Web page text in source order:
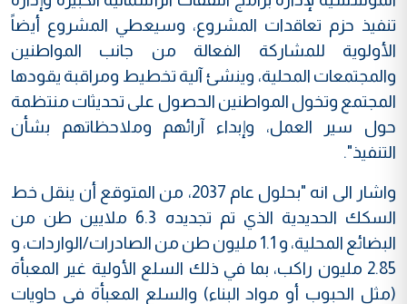
تنفيذ حزم تعاقدات المشروع، وسيعطي المشروع أيضاً
الأولوية للمشاركة الفعالة من جانب المواطنين
والمجتمعات المحلية، وينشئ آلية تخطيط ومراقبة يقودها
المجتمع وتخول المواطنين الحصول على تحديثات منتظمة
حول سير العمل، وإبداء آرائهم وملاحظاتهم بشأن
التنفيذ".
واشار الى انه "بحلول عام 2037، من المتوقع أن ينقل خط
السكك الحديدية الذي تم تجديده 6.3 ملايين طن من
البضائع المحلية، و 1.1 مليون طن من الصادرات/الواردات، و
2.85 مليون راكب، بما في ذلك السلع الأولية غير المعبأة
(مثل الحبوب أو مواد البناء) والسلع المعبأة في حاويات